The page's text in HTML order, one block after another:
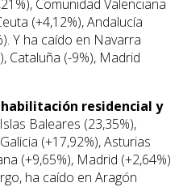
Comunidad Valenciana
(+4,12%), Andalucía
Y ha caído en Navarra
Cataluña (-9%), Madrid
residencial y
Baleares (23,35%),
(+17,92%), Asturias
(+9,65%), Madrid (+2,64%)
ha caído en Aragón